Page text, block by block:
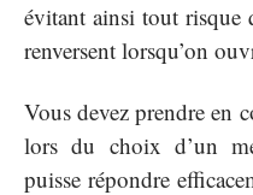
évitant ainsi tout risque
renversent lorsqu’on
Vous devez prendre en
lors du choix d’un
puisse répondre